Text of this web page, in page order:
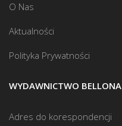
O Nas
Aktualności
Polityka Prywatności
WYDAWNICTWO BELLONA
Adres do korespondencji